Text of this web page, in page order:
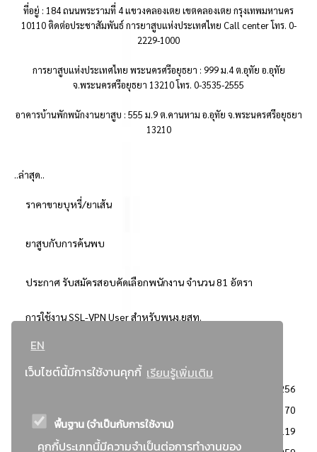
EN
เว็บไซต์นี้มีการใช้งานคุกกี้ เรียนรู้เพิ่มเติม
พื้นฐาน (จำเป็นกับการใช้งาน)
คุกกี้ประเภทนี้มีความจำเป็นต่อการทำงานของ
ที่อยู่ : 184 ถนนพระรามที่ 4 แขวงคลองเตย เขตคลองเตย กรุงเทพมหานคร
10110 ติดต่อประชาสัมพันธ์ การยาสูบแห่งประเทศไทย Call center โทร. 0-
2229-1000
การยาสูบแห่งประเทศไทย พระนครศรีอยุธยา : 999 ม.4 ต.อุทัย อ.อุทัย
จ.พระนครศรีอยุธยา 13210 โทร. 0-3535-2555
อาคารบ้านพักพนักงานยาสูบ : 555 ม.9 ต.คานหาม อ.อุทัย จ.พระนครศรีอยุธยา
13210
..ล่าสุด..
ราคาขายบุหรี่/ยาเส้น
ยาสูบกับการค้นพบ
ประกาศ รับสมัครสอบคัดเลือกพนักงาน จำนวน 81 อัตรา
การใช้งาน SSL-VPN User สำหรับพนง.ยสท.
..ยอดนิยม..
3256
2370
: วิธีเฉพาะเจาะจง
2119